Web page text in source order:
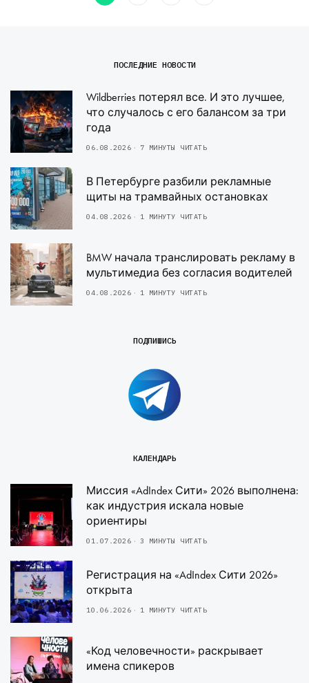
ПОСЛЕДНИЕ НОВОСТИ
Wildberries потерял все. И это лучшее,
что случалось с его балансом за три
года
06.08.2026 7 МИНУТЫ ЧИТАТЬ
В Петербурге разбили рекламные
щиты на трамвайных остановках
04.08.2026 1 МИНУТУ ЧИТАТЬ
BMW начала транслировать рекламу в
мультимедиа без согласия водителей
04.08.2026 1 МИНУТУ ЧИТАТЬ
ПОДПИШИСЬ
КАЛЕНДАРЬ
Миссия «AdIndex Сити» 2026 выполнена:
как индустрия искала новые
ориентиры
01.07.2026 3 МИНУТЫ ЧИТАТЬ
Регистрация на «AdIndex Сити 2026»
открыта
10.06.2026 1 МИНУТУ ЧИТАТЬ
«Код человечности» раскрывает
имена спикеров